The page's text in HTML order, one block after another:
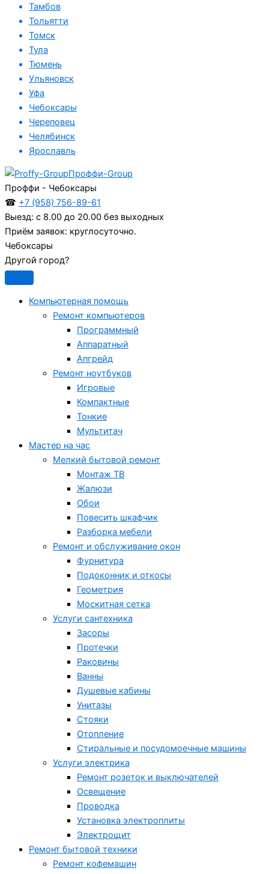
Тамбов
Тольятти
Томск
Тула
Тюмень
Ульяновск
Уфа
Чебоксары
Череповец
Челябинск
Ярославль
Проффи-Group
Проффи - Чебоксары
☎ +7 (958) 756-89-61
Выезд: с 8.00 до 20.00 без выходных
Приём заявок: круглосуточно.
Чебоксары
Другой город?
Компьютерная помощь
Ремонт компьютеров
Программный
Аппаратный
Апгрейд
Ремонт ноутбуков
Игровые
Компактные
Тонкие
Мультитач
Мастер на час
Мелкий бытовой ремонт
Монтаж ТВ
Жалюзи
Обои
Повесить шкафчик
Разборка мебели
Ремонт и обслуживание окон
Фурнитура
Подоконник и откосы
Геометрия
Москитная сетка
Услуги сантехника
Засоры
Протечки
Раковины
Ванны
Душевые кабины
Унитазы
Стояки
Отопление
Стиральные и посудомоечные машины
Услуги электрика
Ремонт розеток и выключателей
Освещение
Проводка
Установка электроплиты
Электрощит
Ремонт бытовой техники
Ремонт кофемашин